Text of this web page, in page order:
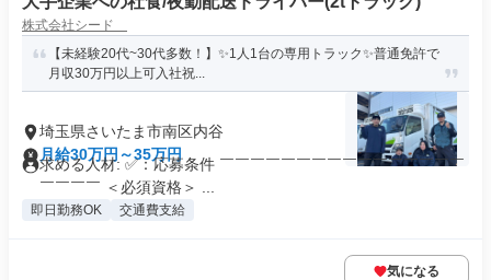
株式会社シード
【未経験20代~30代多数！】✨1人1台の専用トラック✨普通免許で
月収30万円以上可入社祝...
埼玉県さいたま市南区内谷
月給30万円～35万円
求める人材: ✅：応募条件 ￣￣￣￣￣￣￣￣￣￣￣￣￣￣￣￣
￣￣￣￣ ＜必須資格＞ ...
即日勤務OK 交通費支給
気になる